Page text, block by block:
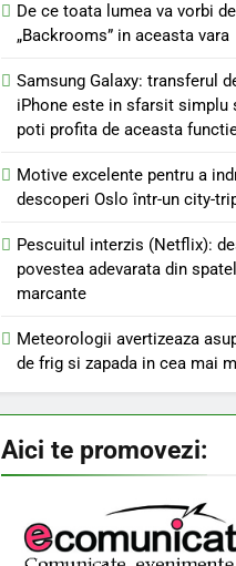
De ce toata lumea va vorbi
„Backrooms” in aceasta vara
Samsung Galaxy: transferul
iPhone este in sfarsit simplu
poti profita de aceasta
Motive excelente pentru a
descoperi Oslo într-un city-
Pescuitul interzis (Netflix):
povestea adevarata din
marcante
Meteorologii avertizeaza
de frig si zapada in cea mai
Aici te promovezi: